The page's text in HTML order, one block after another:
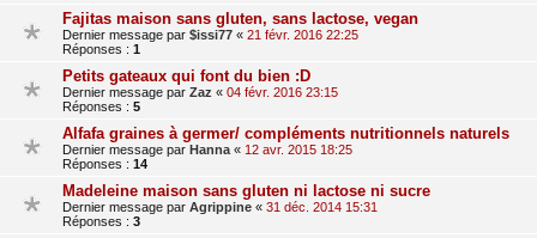
Fajitas maison sans gluten, sans lactose, vegan
Dernier message par $issi77 « 21 févr. 2016 22:25
Réponses : 1
Petits gateaux qui font du bien :D
Dernier message par Zaz « 04 févr. 2016 23:15
Réponses : 5
Alfafa graines à germer/ compléments nutritionnels naturels
Dernier message par Hanna « 12 avr. 2015 18:25
Réponses : 14
Madeleine maison sans gluten ni lactose ni sucre
Dernier message par Agrippine « 31 déc. 2014 15:31
Réponses : 3